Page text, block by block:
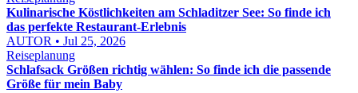
Kulinarische Köstlichkeiten am Schladitzer See: So finde ich
das perfekte Restaurant-Erlebnis
AUTOR • Jul 25, 2026
Reiseplanung
Schlafsack Größen richtig wählen: So finde ich die passende
Größe für mein Baby